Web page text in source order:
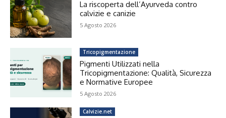
La riscoperta dell’Ayurveda contro
calvizie e canizie
5 Agosto 2026
Tricopigmentazione
Pigmenti Utilizzati nella
Tricopigmentazione: Qualità, Sicurezza
e Normative Europee
5 Agosto 2026
Calvizie.net